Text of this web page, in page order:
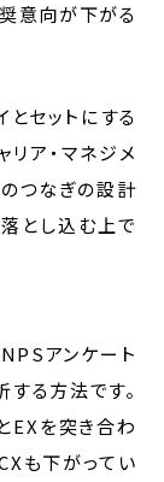
意向が下がる
セットにする
ア・マネジメ
つなぎの設計
とし込む上で
アンケート
る方法です。
EXを突き合わ
も下がってい